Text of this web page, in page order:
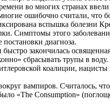
во многих странах
ошибочно считали, что
вспышка болезни
Симптомы этого
диагноза.
закончилась
сбрасывать трупы в воду.
коалиции,
вампиров. Считалось,
«The Consumption»